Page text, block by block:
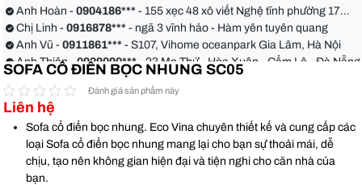
Anh Hoàn - 0904186*** - 155 xẹc 48 xô viết Nghệ tĩnh phường 17
quận Bình Thạnh
Chị Linh - 0916878***
- ngã 3 vĩnh hảo - Hàm yên tuyên quang
Anh Vũ - 0911861*** - S107, Vihome oceanpark Gia Lâm, Hà Nội
Anh Thiện - 0929090*** - 23 Mẹ Thứ - Hòa Xuân - Cẩm Lệ - Đà Nẵng
Chị Hoa -0988068***- 56 Nguyễn Khang, Cầu Giấy
Anh Việt -0349582***- Toà Moonlight An Lạc, Vân Canh Hoài Đức
Anh Hoàn -
quận Bình Thạnh
Chị Linh - 0916878***
- ngã 3 vĩnh hảo - Hàm yên tuyên quang
Anh Vũ -0911861***- S107, Vihome oceanpark Gia Lâm, Hà Nội
SOFA CỔ ĐIỂN BỌC NHUNG SC05
Đánh giá sản phẩm này
Liên hệ
Sofa cổ điển bọc nhung. Eco Vina chuyên thiết kế và cung cấp các
loại Sofa cổ điển bọc nhung mang lại cho bạn sự thoải mái, dễ
chịu, tạo nên không gian hiện đại và tiện nghi cho căn nhà của
bạn.